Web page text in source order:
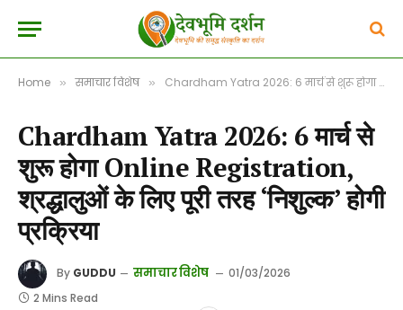
Home » समाचार विशेष » Chardham Yatra 2026: 6 मार्च से शुरू होगा Online Registration, श्रद्धालुओं के लिए पूरी तरह ‘निशुल्क’ होगी प्रक्रिया
Chardham Yatra 2026: 6 मार्च से
शुरू होगा Online Registration,
श्रद्धालुओं के लिए पूरी तरह ‘निशुल्क’ होगी
प्रक्रिया
By GUDDU समाचार विशेष
01/03/2026
2 Mins Read